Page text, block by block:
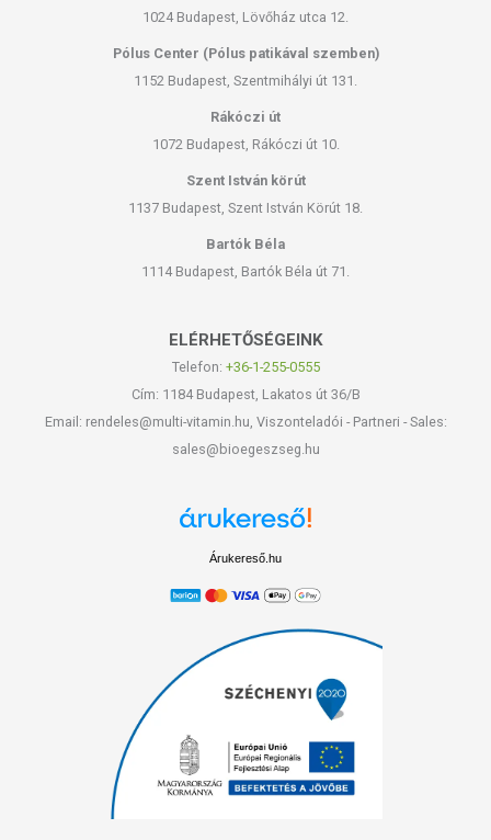
1024 Budapest, Lövőház utca 12.
Pólus Center (Pólus patikával szemben)
1152 Budapest, Szentmihályi út 131.
Rákóczi út
1072 Budapest, Rákóczi út 10.
Szent István körút
1137 Budapest, Szent István Körút 18.
Bartók Béla
1114 Budapest, Bartók Béla út 71.
ELÉRHETŐSÉGEINK
Telefon: +36-1-255-0555
Cím: 1184 Budapest, Lakatos út 36/B
Email: rendeles@multi-vitamin.hu, Viszonteladói - Partneri - Sales:
sales@bioegeszseg.hu
Árukereső.hu